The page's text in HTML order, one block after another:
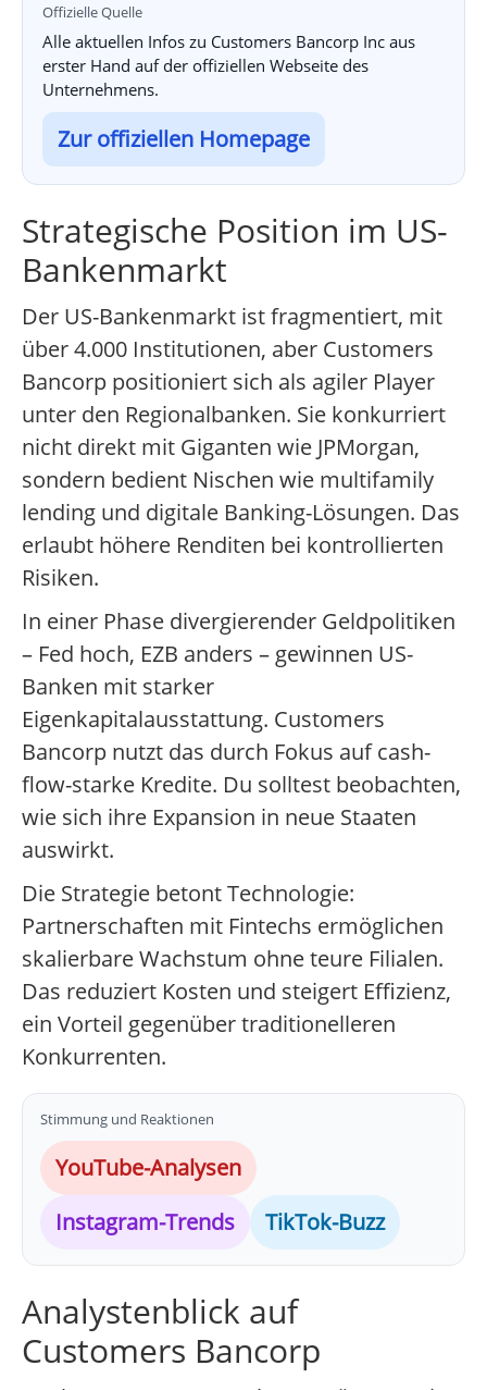
Offizielle Quelle
Alle aktuellen Infos zu Customers Bancorp Inc aus
erster Hand auf der offiziellen Webseite des
Unternehmens.
Zur offiziellen Homepage
Strategische Position im US-
Bankenmarkt
Der US-Bankenmarkt ist fragmentiert, mit
über 4.000 Institutionen, aber Customers
Bancorp positioniert sich als agiler Player
unter den Regionalbanken. Sie konkurriert
nicht direkt mit Giganten wie JPMorgan,
sondern bedient Nischen wie multifamily
lending und digitale Banking-Lösungen. Das
erlaubt höhere Renditen bei kontrollierten
Risiken.
In einer Phase divergierender Geldpolitiken
– Fed hoch, EZB anders – gewinnen US-
Banken mit starker
Eigenkapitalausstattung. Customers
Bancorp nutzt das durch Fokus auf cash-
flow-starke Kredite. Du solltest beobachten,
wie sich ihre Expansion in neue Staaten
auswirkt.
Die Strategie betont Technologie:
Partnerschaften mit Fintechs ermöglichen
skalierbare Wachstum ohne teure Filialen.
Das reduziert Kosten und steigert Effizienz,
ein Vorteil gegenüber traditionelleren
Konkurrenten.
Stimmung und Reaktionen
YouTube-Analysen
Instagram-Trends
TikTok-Buzz
Analystenblick auf
Customers Bancorp